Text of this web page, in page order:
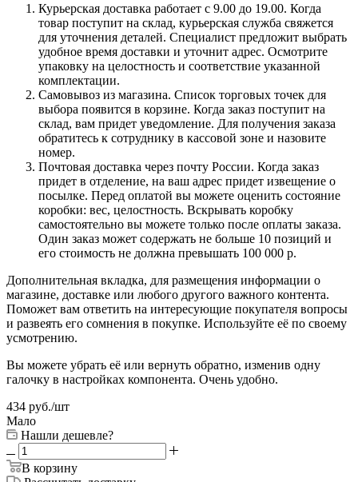
Курьерская доставка работает с 9.00 до 19.00. Когда
товар поступит на склад, курьерская служба свяжется
для уточнения деталей. Специалист предложит выбрать
удобное время доставки и уточнит адрес. Осмотрите
упаковку на целостность и соответствие указанной
комплектации.
Самовывоз из магазина. Список торговых точек для
выбора появится в корзине. Когда заказ поступит на
склад, вам придет уведомление. Для получения заказа
обратитесь к сотруднику в кассовой зоне и назовите
номер.
Почтовая доставка через почту России. Когда заказ
придет в отделение, на ваш адрес придет извещение о
посылке. Перед оплатой вы можете оценить состояние
коробки: вес, целостность. Вскрывать коробку
самостоятельно вы можете только после оплаты заказа.
Один заказ может содержать не больше 10 позиций и
его стоимость не должна превышать 100 000 р.
Дополнительная вкладка, для размещения информации о
магазине, доставке или любого другого важного контента.
Поможет вам ответить на интересующие покупателя вопросы
и развеять его сомнения в покупке. Используйте её по своему
усмотрению.
Вы можете убрать её или вернуть обратно, изменив одну
галочку в настройках компонента. Очень удобно.
434 руб./шт
Мало
Нашли дешевле?
В корзину